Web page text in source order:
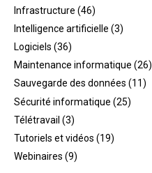
Infrastructure (46)
Intelligence artificielle (3)
Logiciels (36)
Maintenance informatique (26)
Sauvegarde des données (11)
Sécurité informatique (25)
Télétravail (3)
Tutoriels et vidéos (19)
Webinaires (9)